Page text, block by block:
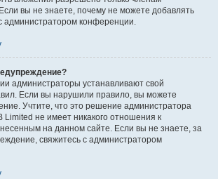
вы не знаете, почему не можете добавлять
администратором конференции.
администраторы устанавливают свой
Если вы нарушили правило, вы можете
Учтите, что это решение администратора
не имеет никакого отношения к
на данном сайте. Если вы не знаете, за
свяжитесь с администратором